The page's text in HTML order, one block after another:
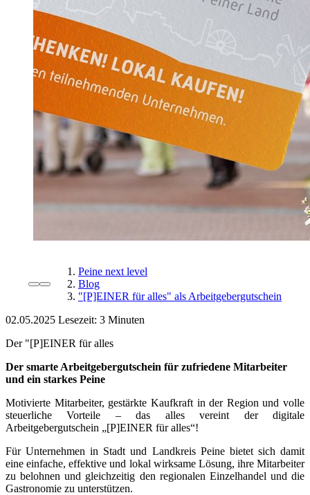
Peine next level
Blog
"[P]EINER für alles" als Arbeitgebergutschein
02.05.2025 Lesezeit:
Der "[P]EINER für alles
Der smarte Arbeitgebergutschein für zufriedene Mitarbeiter
und ein starkes Peine
Motivierte Mitarbeiter, gestärkte Kaufkraft in der Region und volle
steuerliche Vorteile – das alles vereint der digitale
Arbeitgebergutschein „[P]EINER für alles“!
Für Unternehmen in Stadt und Landkreis Peine bietet sich damit
eine einfache, effektive und lokal wirksame Lösung, ihre Mitarbeiter
zu belohnen und gleichzeitig den regionalen Einzelhandel und die
Gastronomie zu unterstützen.